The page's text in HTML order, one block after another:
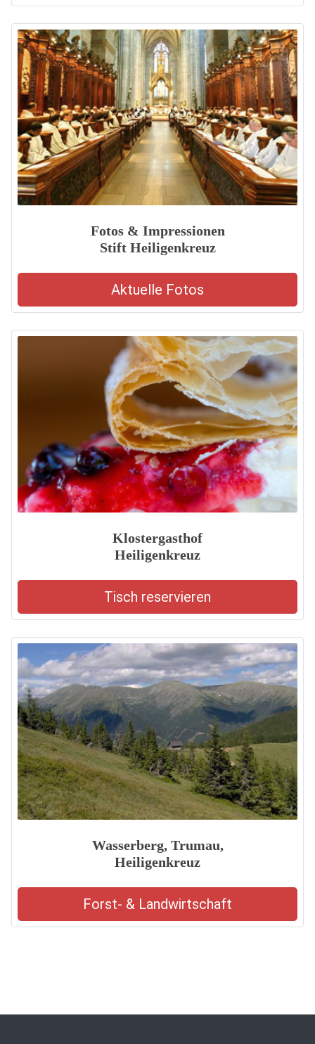
Fotos & Impressionen
Stift Heiligenkreuz
Aktuelle Fotos
Klostergasthof
Heiligenkreuz
Tisch reservieren
Wasserberg, Trumau,
Heiligenkreuz
Forst- & Landwirtschaft